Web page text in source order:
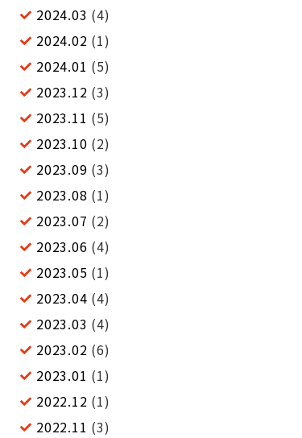
2024.03 (4)
2024.02 (1)
2024.01 (5)
2023.12 (3)
2023.11 (5)
2023.10 (2)
2023.09 (3)
2023.08 (1)
2023.07 (2)
2023.06 (4)
2023.05 (1)
2023.04 (4)
2023.03 (4)
2023.02 (6)
2023.01 (1)
2022.12 (1)
2022.11 (3)